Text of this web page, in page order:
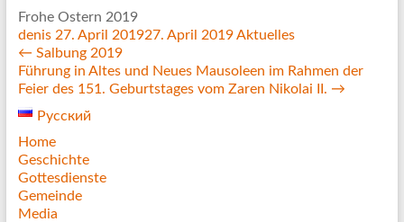
Frohe Ostern 2019
denis 27. April 201927. April 2019 Aktuelles
← Salbung 2019
Führung in Altes und Neues Mausoleen im Rahmen der
Feier des 151. Geburtstages vom Zaren Nikolai II. →
Русский
Home
Geschichte
Gottesdienste
Gemeinde
Media